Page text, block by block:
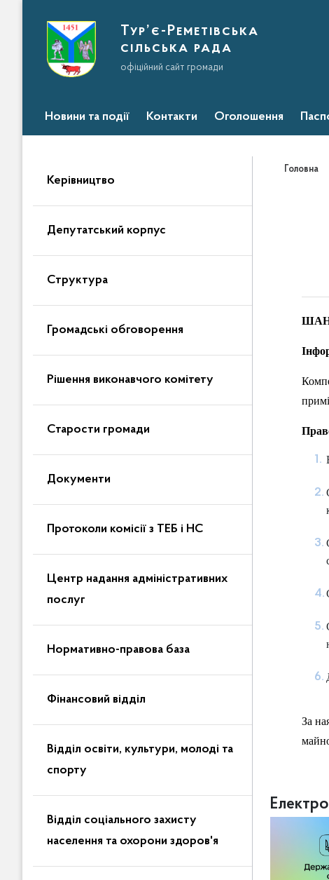
Тур’є-Реметівська
сільська рада
офіційний сайт громади
Новини та події Контакти Оголошення
Керівництво
Депутатський корпус
Структура
Громадські обговорення
Рішення виконавчого комітету
Старости громади
Документи
Протоколи комісії з ТЕБ і НС
Центр надання адміністративних
послуг
Нормативно-правова база
Фінансовий відділ
Відділ освіти, культури, молоді та
спорту
Відділ соціального захисту
населення та охорони здоров'я
Головна
За